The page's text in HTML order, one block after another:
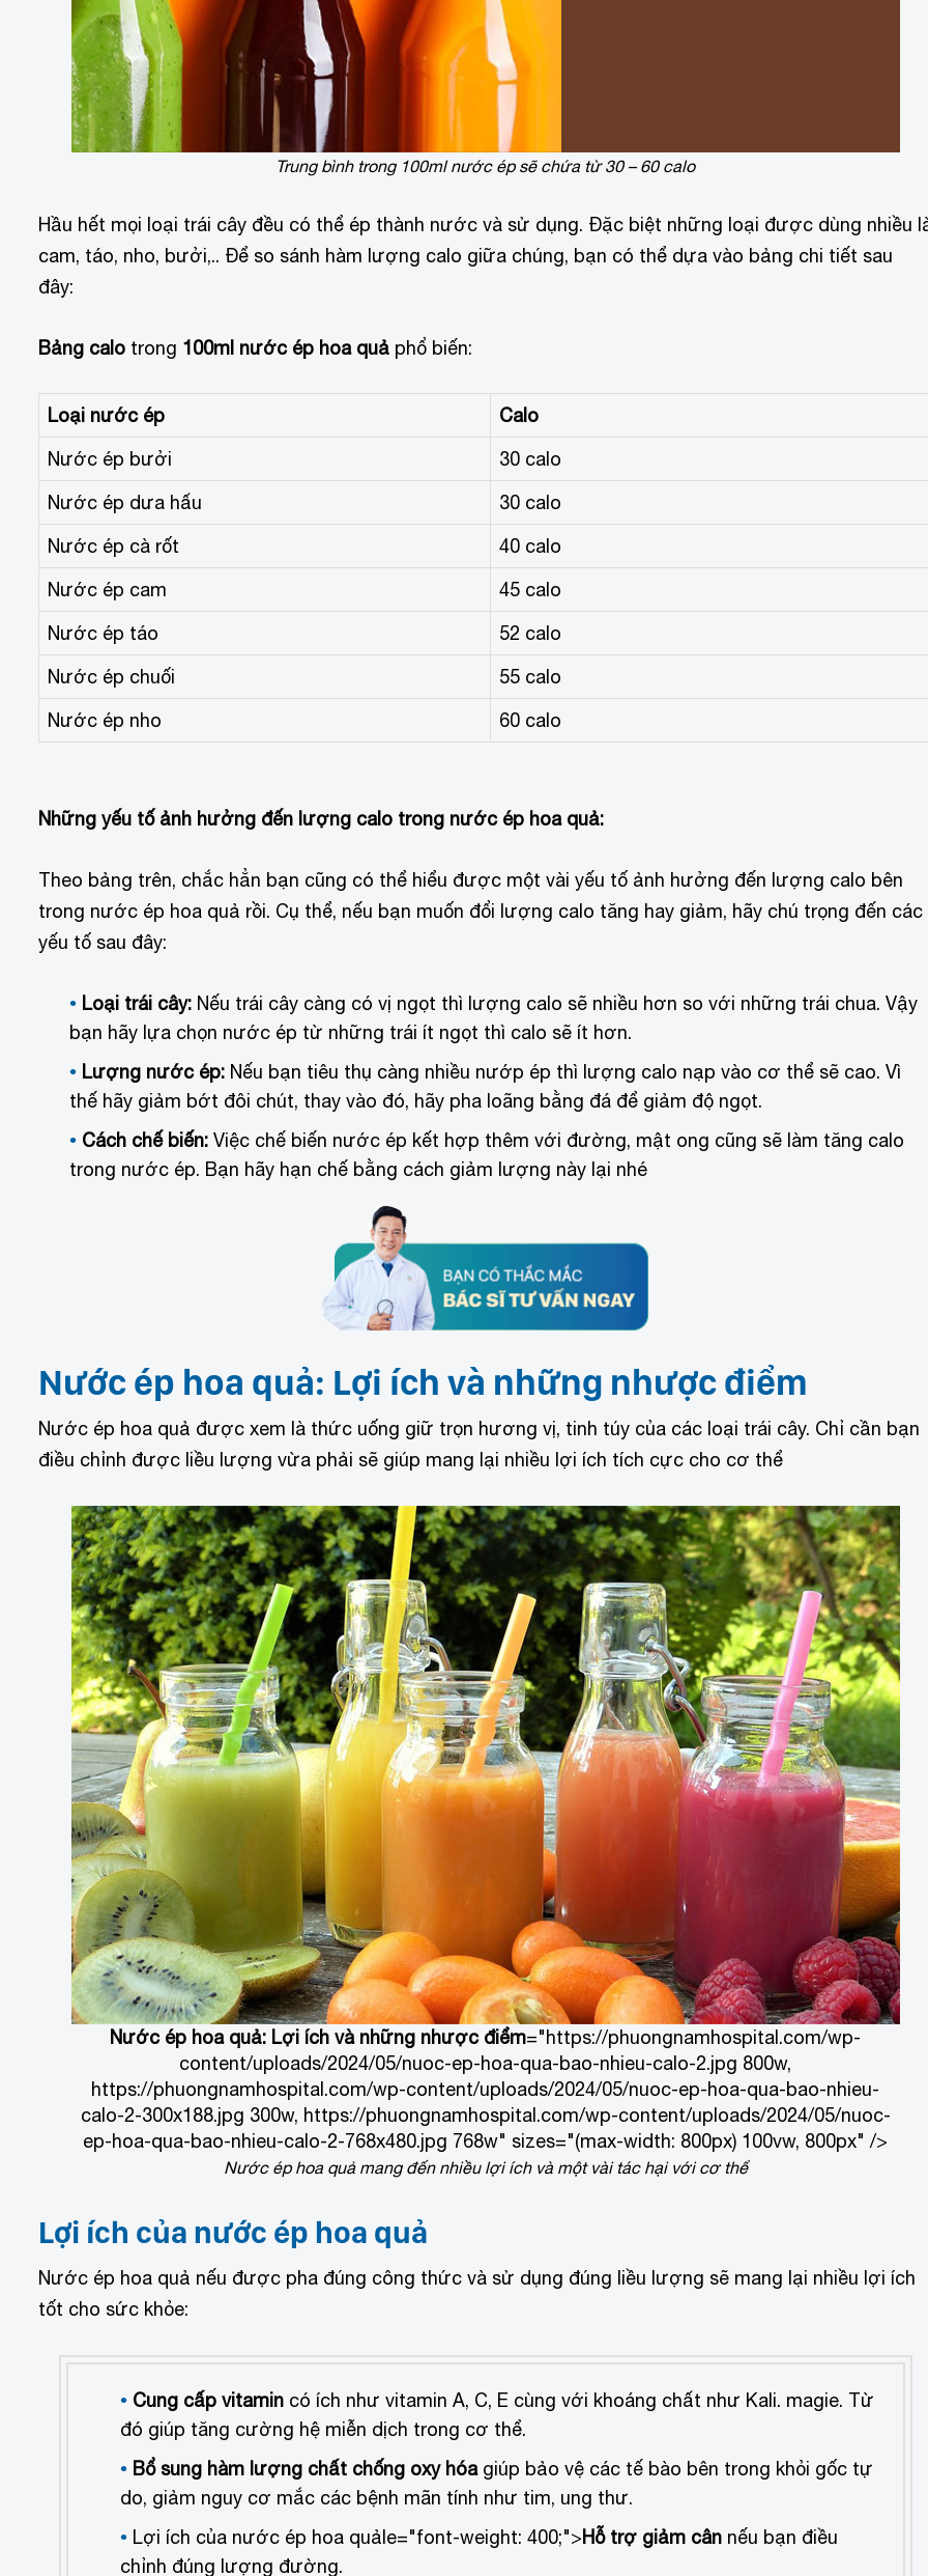
Trung bình trong 100ml nước ép sẽ chứa từ 30 – 60 calo
Hầu hết mọi loại trái cây đều có thể ép thành nước và sử dụng. Đặc biệt những loại được dùng nhiều
cam, táo, nho, bưởi,.. Để so sánh hàm lượng calo giữa chúng, bạn có thể dựa vào bảng chi tiết sau
đây:
Bảng calo trong 100ml nước ép hoa quả phổ biến:
Loại nước ép
Calo
Nước ép bưởi
30 calo
Nước ép dưa hấu
30 calo
Nước ép cà rốt
40 calo
Nước ép cam
45 calo
Nước ép táo
52 calo
Nước ép chuối
55 calo
Nước ép nho
60 calo
Những yếu tố ảnh hưởng đến lượng calo trong nước ép hoa quả:
Theo bảng trên, chắc hẳn bạn cũng có thể hiểu được một vài yếu tố ảnh hưởng đến lượng calo bên
trong nước ép hoa quả rồi. Cụ thể, nếu bạn muốn đổi lượng calo tăng hay giảm, hãy chú trọng đến các
yếu tố sau đây:
Loại trái cây: Nếu trái cây càng có vị ngọt thì lượng calo sẽ nhiều hơn so với những trái chua. Vậy
bạn hãy lựa chọn nước ép từ những trái ít ngọt thì calo sẽ ít hơn.
Lượng nước ép: Nếu bạn tiêu thụ càng nhiều nướp ép thì lượng calo nạp vào cơ thể sẽ cao. Vì
thế hãy giảm bớt đôi chút, thay vào đó, hãy pha loãng bằng đá để giảm độ ngọt.
Cách chế biến: Việc chế biến nước ép kết hợp thêm với đường, mật ong cũng sẽ làm tăng calo
trong nước ép. Bạn hãy hạn chế bằng cách giảm lượng này lại nhé
Nước ép hoa quả: Lợi ích và những nhược điểm
Nước ép hoa quả được xem là thức uống giữ trọn hương vị, tinh túy của các loại trái cây. Chỉ cần bạn
điều chỉnh được liều lượng vừa phải sẽ giúp mang lại nhiều lợi ích tích cực cho cơ thể
Nước ép hoa quả: Lợi ích và những nhược điểm="https://phuongnamhospital.com/wp-
content/uploads/2024/05/nuoc-ep-hoa-qua-bao-nhieu-calo-2.jpg 800w,
https://phuongnamhospital.com/wp-content/uploads/2024/05/nuoc-ep-hoa-qua-bao-nhieu-
calo-2-300x188.jpg 300w, https://phuongnamhospital.com/wp-content/uploads/2024/05/nuoc-
ep-hoa-qua-bao-nhieu-calo-2-768x480.jpg 768w" sizes="(max-width: 800px) 100vw, 800px" />
Nước ép hoa quả mang đến nhiều lợi ích và một vài tác hại với cơ thể
Lợi ích của nước ép hoa quả
Nước ép hoa quả nếu được pha đúng công thức và sử dụng đúng liều lượng sẽ mang lại nhiều lợi ích
tốt cho sức khỏe:
Cung cấp vitamin có ích như vitamin A, C, E cùng với khoáng chất như Kali. magie. Từ
đó giúp tăng cường hệ miễn dịch trong cơ thể.
Bổ sung hàm lượng chất chống oxy hóagiúp bảo vệ các tế bào bên trong khỏi gốc tự
do, giảm nguy cơ mắc các bệnh mãn tính như tim, ung thư.
Lợi ích của nước ép hoa quảle="font-weight: 400;">Hỗ trợ giảm cân nếu bạn điều
chỉnh đúng lượng đường.